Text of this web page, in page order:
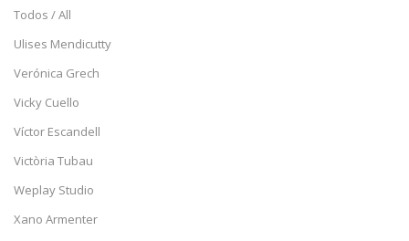
Todos / All
Ulises Mendicutty
Verónica Grech
Vicky Cuello
Víctor Escandell
Victòria Tubau
Weplay Studio
Xano Armenter